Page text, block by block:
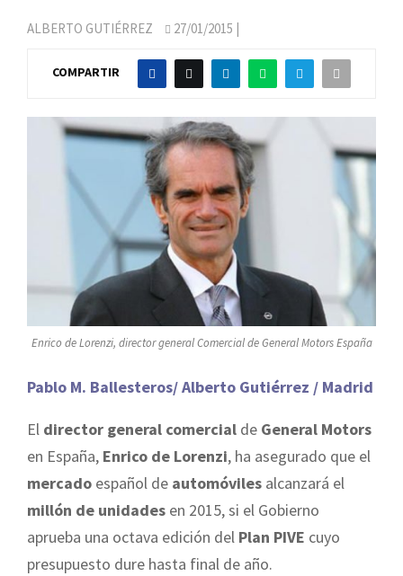
ALBERTO GUTIÉRREZ 27/01/2015 |
COMPARTIR
Enrico de Lorenzi, director general Comercial de General Motors España
Pablo M. Ballesteros/ Alberto Gutiérrez / Madrid
El director general comercial de General Motors
en España, Enrico de Lorenzi, ha asegurado que el
mercado español de automóviles alcanzará el
millón de unidades en 2015, si el Gobierno
aprueba una octava edición del Plan PIVE cuyo
presupuesto dure hasta final de año.